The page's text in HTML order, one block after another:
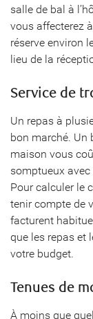
salle de bal à
vous affecterez
réserve environ
lieu de la
Service de
Un repas à
bon marché. Un
maison vous
somptueux
Pour calculer le
tenir compte de
facturent
que les repas et
votre budget.
Tenues de
À moins que